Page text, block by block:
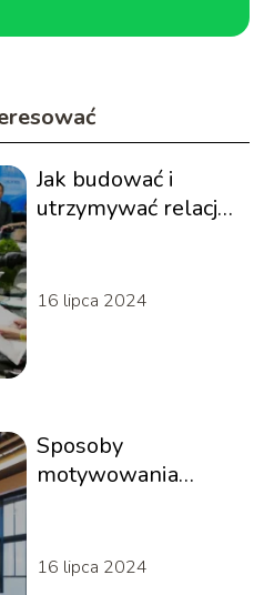
Jak budować i
utrzymywać relacje
16 lipca 2024
Sposoby
motywowania
16 lipca 2024